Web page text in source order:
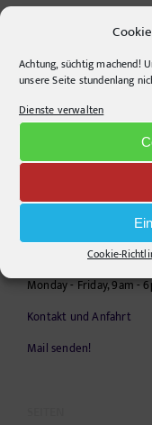
Achtung, süchtig machend!
unsere Seite stundenlang
Dienste verwalten
Cookie-
CONTACT INFO
Krefelder Straße 11A
+49306860203
info@pr-ide.de
Opening Hours:
Monday - Friday, 9am -
Kontakt und Anfahrt
Mail senden!